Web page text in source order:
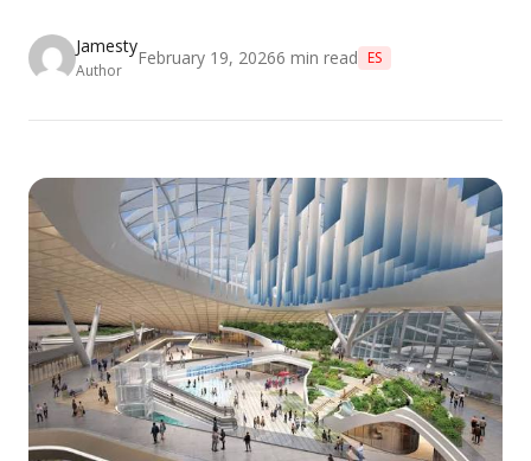
Jamesty
Author
February 19, 20266 min read ES